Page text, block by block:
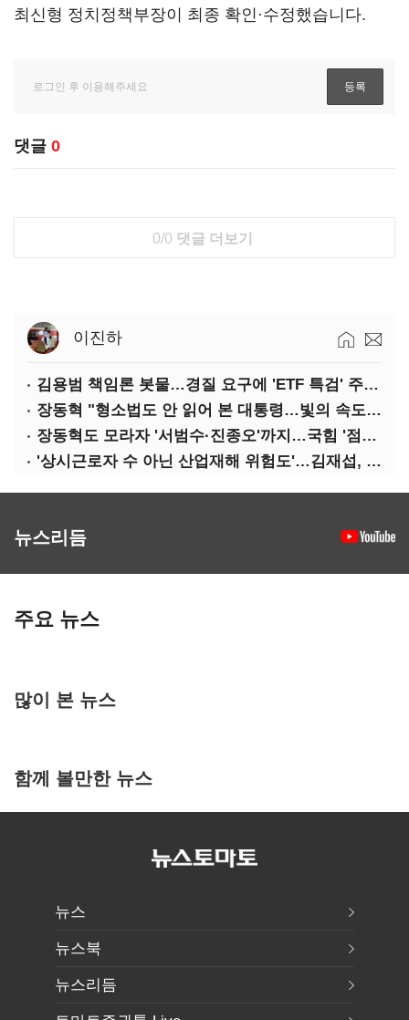
최신형 정치정책부장이 최종 확인·수정했습니다.
댓글 0
0/0 댓글 더보기
이진하
김용범 책임론 봇물…경질 요구에 'ETF 특검' 주장까지
장동혁 "형소법도 안 읽어 본 대통령…빛의 속도로 무너질 것"
장동혁도 모라자 '서범수·진종오'까지…국힘 '점입가경'
'상시근로자 수 아닌 산업재해 위험도'…김재섭, 산재예방 지원기준 손질
뉴스리듬
주요 뉴스
많이 본 뉴스
함께 볼만한 뉴스
뉴스
뉴스북
뉴스리듬